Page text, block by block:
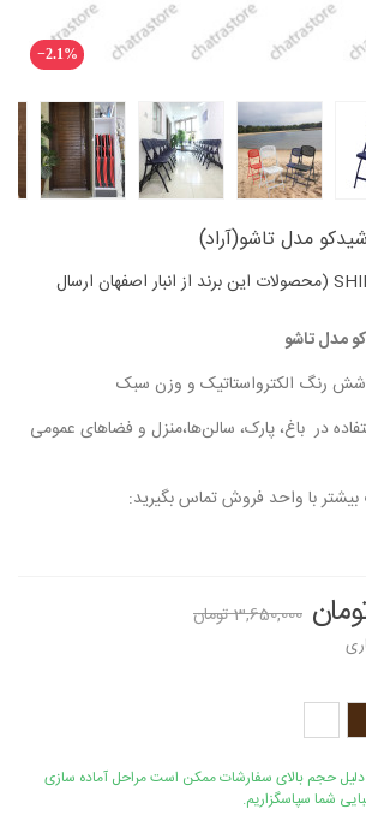
‎−2.1%
مدل تاشو(آراد)
شیدکو-SHIDCO (محصولات این برند از انبار اصفهان ارسال
مدل تاشو
رنگ الکترواستاتیک و وزن سبک
در باغ، پارک، سالن‌ها،منزل و فضاهای عمومی
با واحد فروش تماس بگیرید:
3,650,000 تومان
حجم بالای سفارشات ممکن است مراحل آماده سازی
شما سپاسگزاریم.